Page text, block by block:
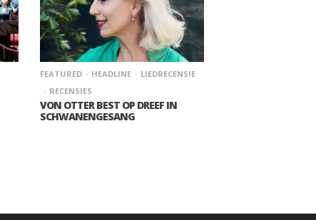
FEATURED HEADLINE
LIEDRECENSIE
RECENSIES
VON OTTER BEST OP DREEF IN
SCHWANENGESANG